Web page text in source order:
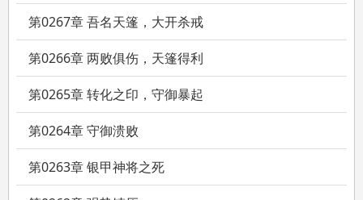
第0267章 吾名天篷，大开杀戒
第0266章 两败俱伤，天篷得利
第0265章 转化之印，守御暴起
第0264章 守御溃败
第0263章 银甲神将之死